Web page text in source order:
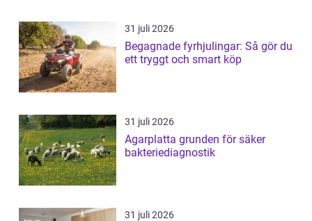
31 juli 2026
Begagnade fyrhjulingar: Så gör du
ett tryggt och smart köp
31 juli 2026
Agarplatta grunden för säker
bakteriediagnostik
31 juli 2026